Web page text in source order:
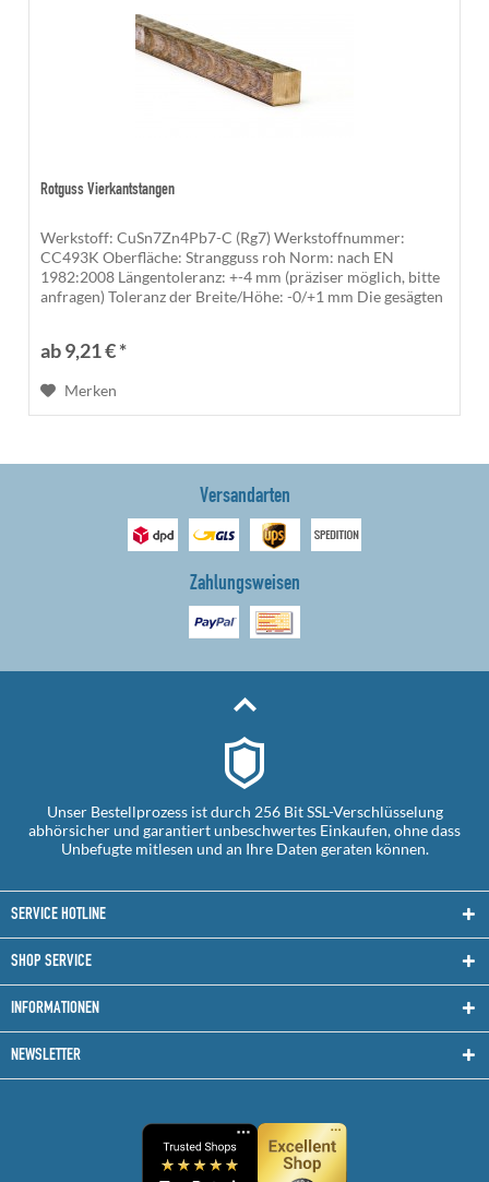
Rotguss Vierkantstangen
Werkstoff: CuSn7Zn4Pb7-C (Rg7) Werkstoffnummer:
CC493K Oberfläche: Strangguss roh Norm: nach EN
1982:2008 Längentoleranz: +-4 mm (präziser möglich, bitte
anfragen) Toleranz der Breite/Höhe: -0/+1 mm Die gesägten
ab 9,21 € *
Merken
Versandarten
Zahlungsweisen
Unser Bestellprozess ist durch 256 Bit SSL-Verschlüsselung
abhörsicher und garantiert unbeschwertes Einkaufen, ohne dass
Unbefugte mitlesen und an Ihre Daten geraten können.
SERVICE HOTLINE
SHOP SERVICE
INFORMATIONEN
NEWSLETTER